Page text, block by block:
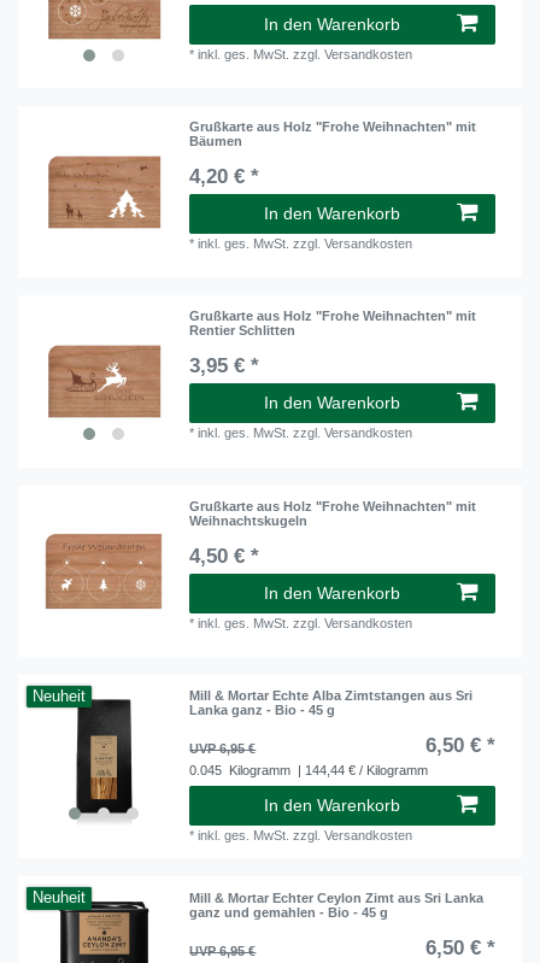
In den Warenkorb
*inkl. ges. MwSt. zzgl.Versandkosten
Grußkarte aus Holz "Frohe Weihnachten" mit
Bäumen
4,20 € *
In den Warenkorb
*inkl. ges. MwSt. zzgl.Versandkosten
Grußkarte aus Holz "Frohe Weihnachten" mit
Rentier Schlitten
3,95 € *
In den Warenkorb
*inkl. ges. MwSt. zzgl.Versandkosten
Grußkarte aus Holz "Frohe Weihnachten" mit
Weihnachtskugeln
4,50 € *
In den Warenkorb
*inkl. ges. MwSt. zzgl.Versandkosten
Neuheit
Mill & Mortar Echte Alba Zimtstangen aus Sri
Lanka ganz - Bio - 45 g
UVP 6,95 € 6,50 € *
0.045 Kilogramm | 144,44 € / Kilogramm
In den Warenkorb
*inkl. ges. MwSt. zzgl.Versandkosten
Neuheit
Mill & Mortar Echter Ceylon Zimt aus Sri Lanka
ganz und gemahlen - Bio - 45 g
UVP 6,95 € 6,50 € *